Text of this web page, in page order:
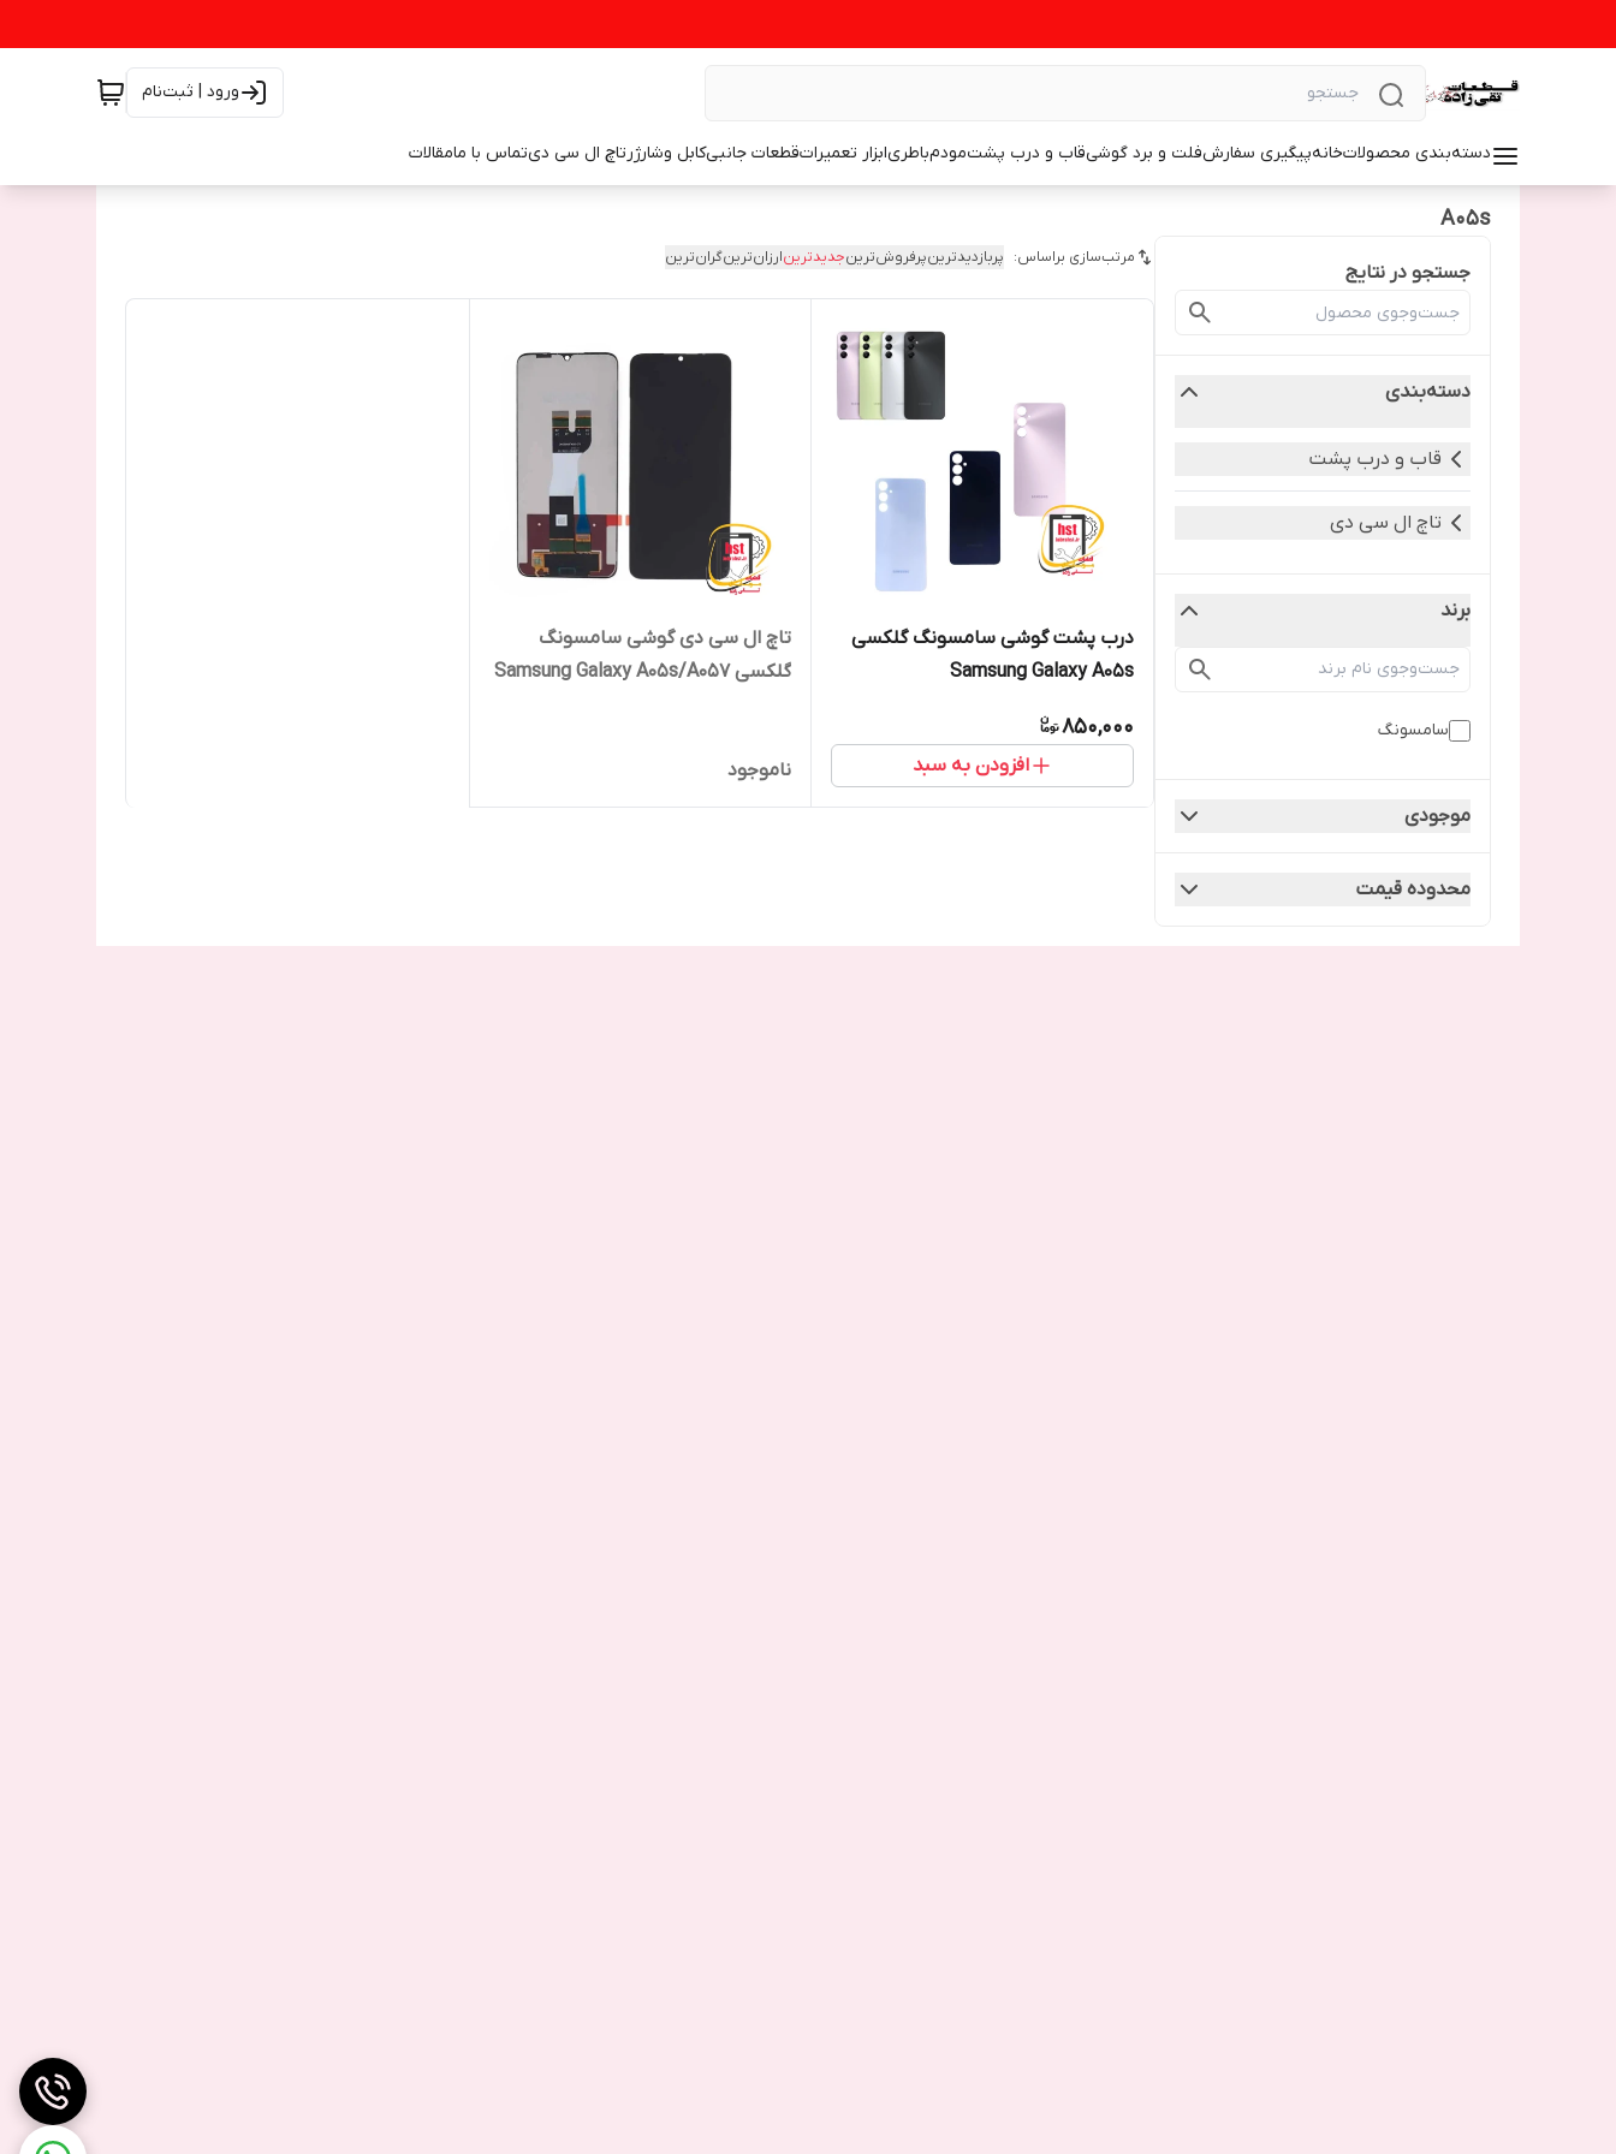
ورود | ثبت‌نام
دسته‌بندی محصولاتخانهپیگیری سفارشفلت و برد گوشیقاب و درب پشتمودمباطریابزار تعمیراتقطعات جانبیکابل وشارژرتاچ ال سی دیتماس با مامقالات
A05s
جستجو در نتایج
دسته‌بندی
قاب و درب پشت
تاچ ال سی دی
برند
سامسونگ
موجودی
محدوده قیمت
مرتب‌سازی براساس: پربازدیدترینپرفروش‌ترینجدیدترینارزان‌ترینگران‌ترین
درب پشت گوشی سامسونگ گلکسی
Samsung Galaxy A05s
850,000
افزودن به سبد
تاچ ال سی دی گوشی سامسونگ
گلکسی Samsung Galaxy A05s/A057
ناموجود